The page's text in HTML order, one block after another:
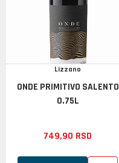
Lizzano
ONDE PRIMITIVO SALENTO
0.75L
749,90 RSD